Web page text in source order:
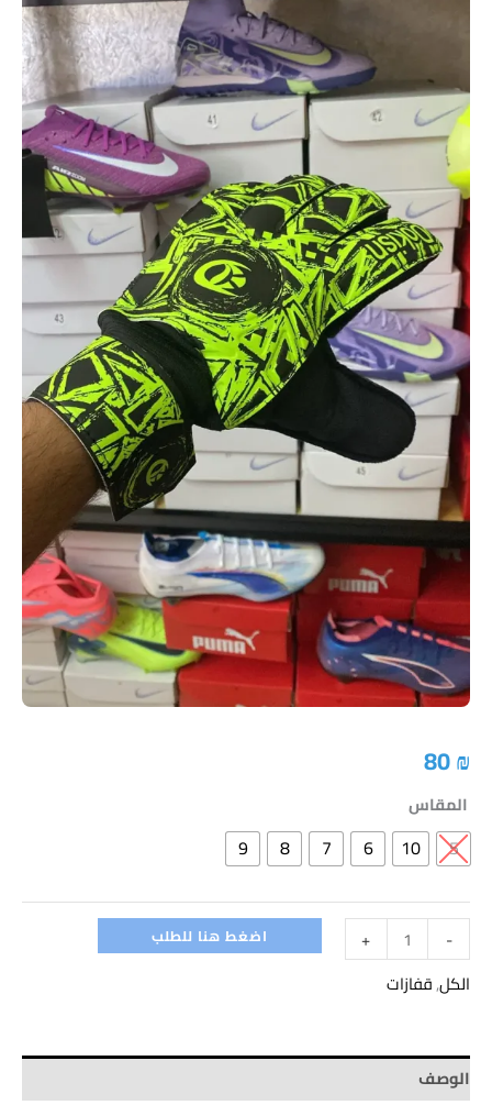
80₪
المقاس
5
10
6
7
8
9
-
مع
عظم
لون
اخضر
فقط
كما
بالصورة
+ اضغط هنا للطلب
الكل,قفازات
الوصف